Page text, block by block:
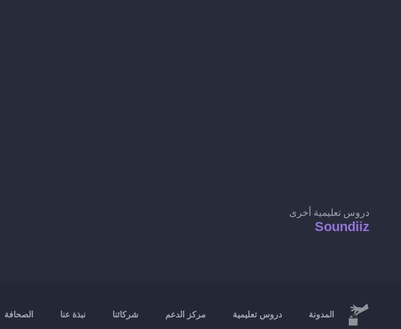
دروس تعليمية أخرى
Soundiiz
المدونة دروس تعليمية مركز الدعم شركائنا نبذة عنا الصحافة